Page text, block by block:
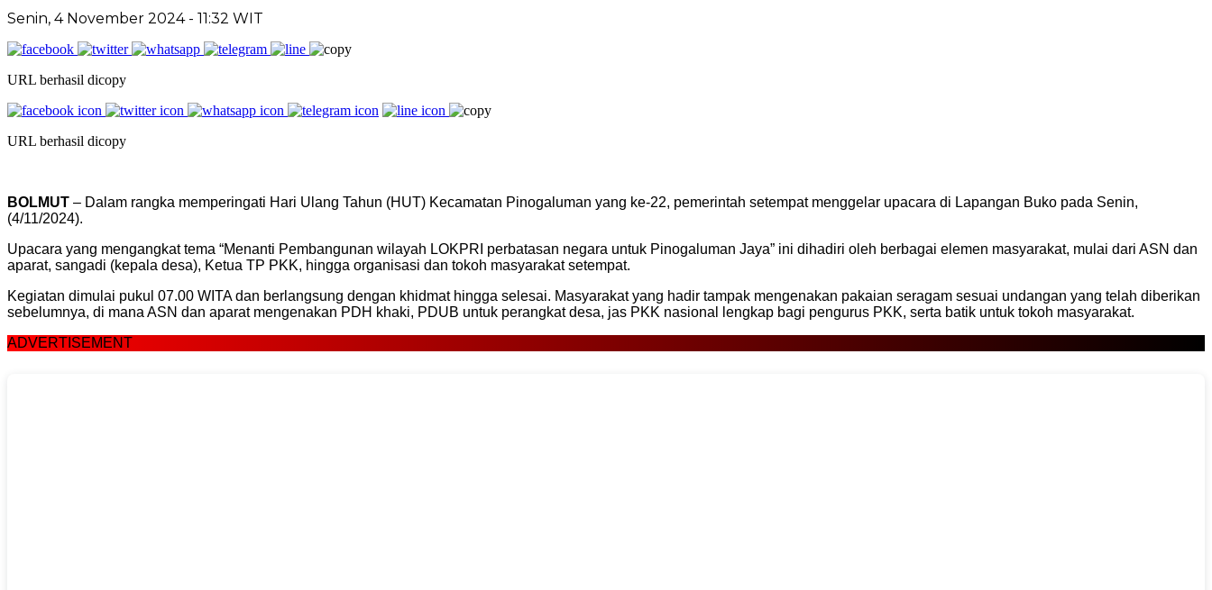
Senin, 4 November 2024 - 11:32 WIT
URL berhasil dicopy
URL berhasil dicopy
BOLMUT – Dalam rangka memperingati Hari Ulang Tahun (HUT) Kecamatan Pinogaluman yang ke-22, pemerintah setempat menggelar upacara di Lapangan Buko pada Senin,
(4/11/2024).
Upacara yang mengangkat tema “Menanti Pembangunan wilayah LOKPRI perbatasan negara untuk Pinogaluman Jaya” ini dihadiri oleh berbagai elemen masyarakat, mulai dari ASN dan
aparat, sangadi (kepala desa), Ketua TP PKK, hingga organisasi dan tokoh masyarakat setempat.
Kegiatan dimulai pukul 07.00 WITA dan berlangsung dengan khidmat hingga selesai. Masyarakat yang hadir tampak mengenakan pakaian seragam sesuai undangan yang telah diberikan
sebelumnya, di mana ASN dan aparat mengenakan PDH khaki, PDUB untuk perangkat desa, jas PKK nasional lengkap bagi pengurus PKK, serta batik untuk tokoh masyarakat.
ADVERTISEMENT